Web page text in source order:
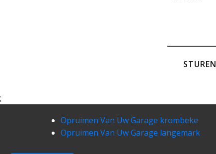
STUREN
;
Opruimen Van Uw Garage krombeke
Opruimen Van Uw Garage langemark